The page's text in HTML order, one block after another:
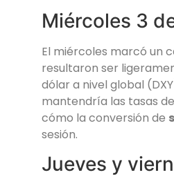
Miércoles 3
El miércoles marcó un
resultaron ser
dólar a nivel global
mantendría las tasas
cómo la conversión de
sesión.
Jueves y